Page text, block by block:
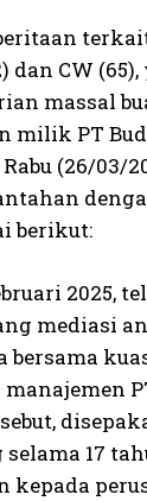
dan CW
massal
milik PT
(26/03/
berikut:
2025,
mediasi
bersama
17
kepada